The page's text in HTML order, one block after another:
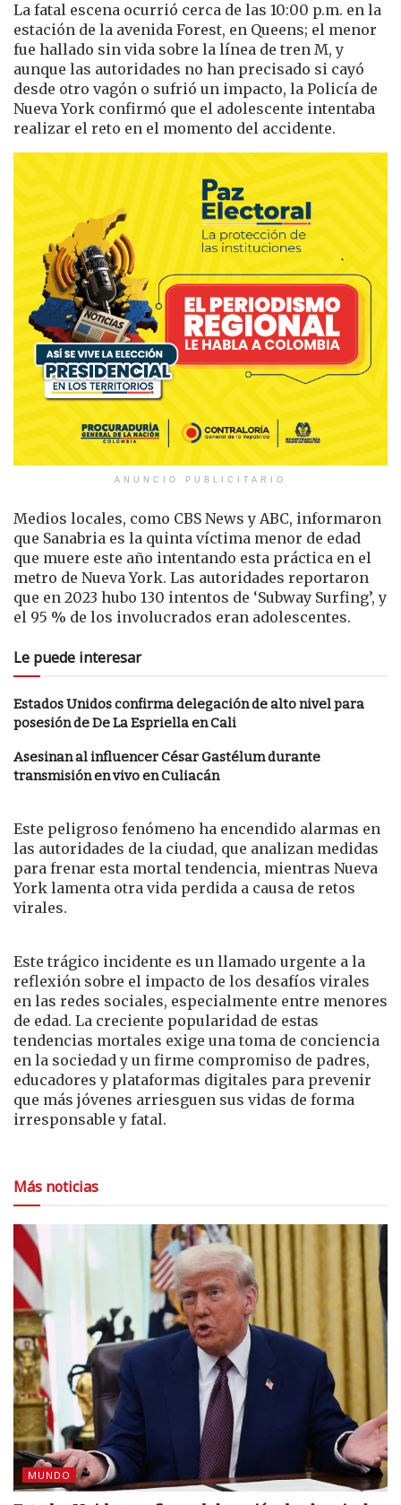
La fatal escena ocurrió cerca de las 10:00 p.m. en la
estación de la avenida Forest, en Queens; el menor
fue hallado sin vida sobre la línea de tren M, y
aunque las autoridades no han precisado si cayó
desde otro vagón o sufrió un impacto, la Policía de
Nueva York confirmó que el adolescente intentaba
realizar el reto en el momento del accidente.
ANUNCIO PUBLICITARIO
Medios locales, como CBS News y ABC, informaron
que Sanabria es la quinta víctima menor de edad
que muere este año intentando esta práctica en el
metro de Nueva York. Las autoridades reportaron
que en 2023 hubo 130 intentos de ‘Subway Surfing’, y
el 95 % de los involucrados eran adolescentes.
Le puede interesar
Estados Unidos confirma delegación de alto nivel para
posesión de De La Espriella en Cali
Asesinan al influencer César Gastélum durante
transmisión en vivo en Culiacán
Este peligroso fenómeno ha encendido alarmas en
las autoridades de la ciudad, que analizan medidas
para frenar esta mortal tendencia, mientras Nueva
York lamenta otra vida perdida a causa de retos
virales.
Este trágico incidente es un llamado urgente a la
reflexión sobre el impacto de los desafíos virales
en las redes sociales, especialmente entre menores
de edad. La creciente popularidad de estas
tendencias mortales exige una toma de conciencia
en la sociedad y un firme compromiso de padres,
educadores y plataformas digitales para prevenir
que más jóvenes arriesguen sus vidas de forma
irresponsable y fatal.
Más noticias
MUNDO